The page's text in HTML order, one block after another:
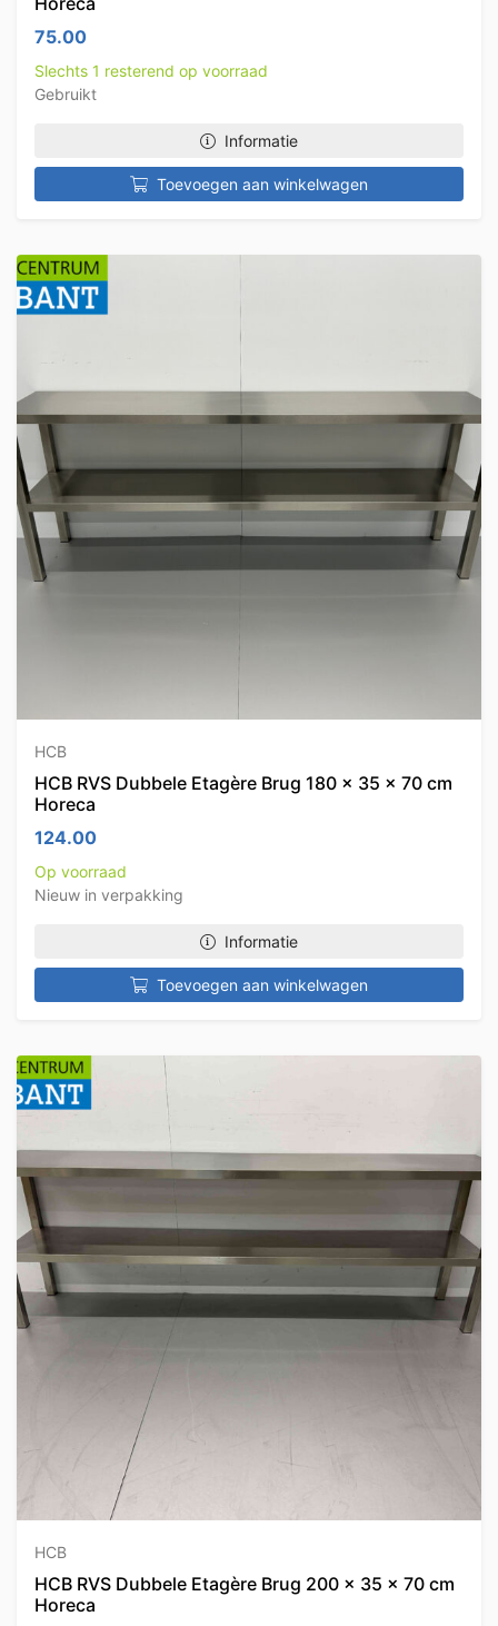
75.00
Slechts 1 resterend op voorraad
Gebruikt
Informatie
Toevoegen aan winkelwagen
HCB
HCB RVS Dubbele Etagère Brug 180 x 35 x 70 cm
Horeca
124.00
Op voorraad
Nieuw in verpakking
Informatie
Toevoegen aan winkelwagen
HCB
HCB RVS Dubbele Etagère Brug 200 x 35 x 70 cm
Horeca